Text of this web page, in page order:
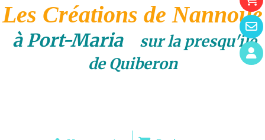
Les Créations de Nannoue
à Port-Maria
sur la presqu'ile
de Quiberon